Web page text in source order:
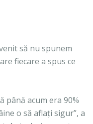
să nu spunem
fiecare a spus ce
până acum era 90%
o să aflați sigur”, a